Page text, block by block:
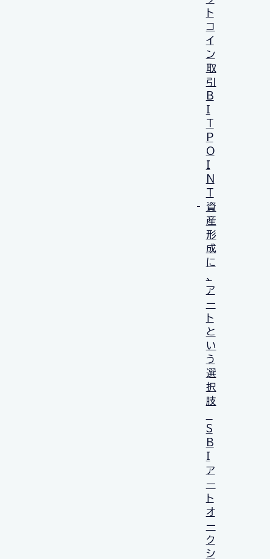
ト
コ
イ
ン
取
引
B
I
T
P
O
I
N
T
資
産
形
成
に
、
ア
ー
ト
と
い
う
選
択
肢
S
B
I
ア
ー
ト
オ
ー
ク
シ